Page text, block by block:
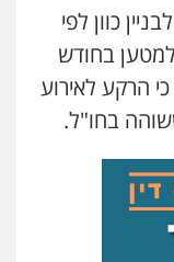
פלילי
פשיעה חמורה
כוון לפי
בחודש
הרקע לאירוע
בחו"ל.